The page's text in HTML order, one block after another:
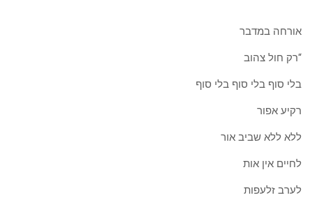
אורחה במדבר
“רק חול צהוב
בלי סוף בלי סוף בלי סוף
רקיע אפור
ללא ללא שביב אור
לחיים אין אות
לערב זלעפות